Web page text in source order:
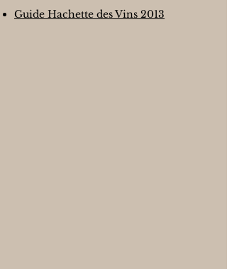
Guide Hachette des Vins 2013